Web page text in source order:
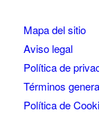
Mapa del sitio
Aviso legal
Política de
Términos
Política de